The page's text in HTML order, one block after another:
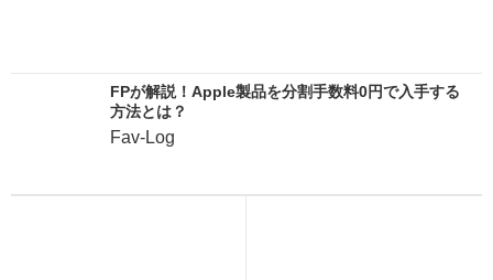
FPが解説！Apple製品を分割手数料0円で入手する
方法とは？
Fav-Log